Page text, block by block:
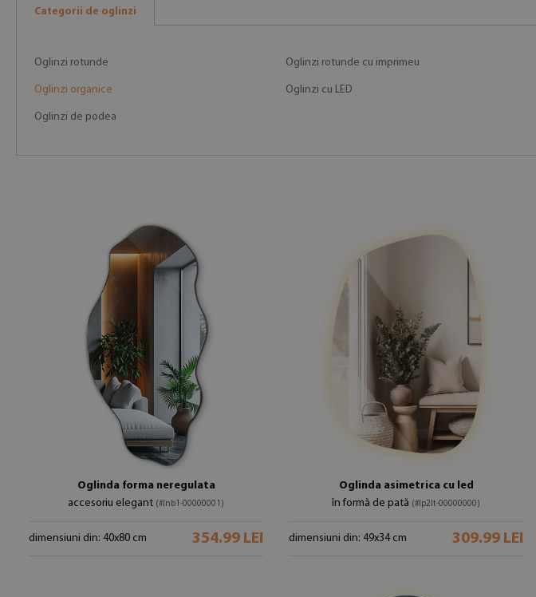
Categorii de oglinzi
Oglinzi rotunde Oglinzi rotunde cu imprimeu
Oglinzi organice Oglinzi cu LED
Oglinzi de podea
Oglinda forma neregulata
accesoriu elegant (#lnb1-00000001)
dimensiuni din: 40x80 cm 354.99 LEI
Oglinda asimetrica cu led
în formă de pată (#lp2lt-00000000)
dimensiuni din: 49x34 cm 309.99 LEI